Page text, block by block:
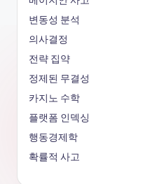
변동성 분석
의사결정
전략 집약
정제된 무결성
카지노 수학
플랫폼 인덱싱
행동경제학
확률적 사고